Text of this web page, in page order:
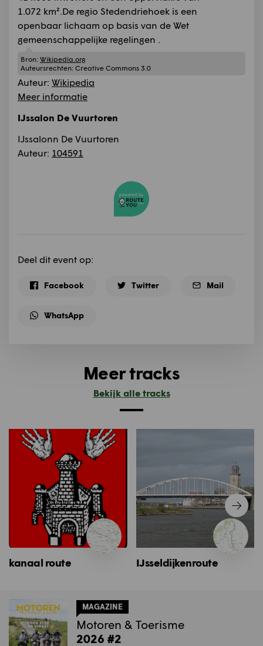
1.072 km².De regio Stedendriehoek is een
openbaar lichaam op basis van de Wet
gemeenschappelijke regelingen .
Bron: Wikipedia.org
Auteursrechten: Creative Commons 3.0
Auteur: Wikipedia
Meer informatie
IJssalon De Vuurtoren
IJssalonn De Vuurtoren
Auteur: 104591
Deel dit event op:
Facebook Twitter Mail
WhatsApp
Meer tracks
Bekijk alle tracks
kanaal route IJsseldijkenroute
MAGAZINE
Motoren & Toerisme
2026 #2